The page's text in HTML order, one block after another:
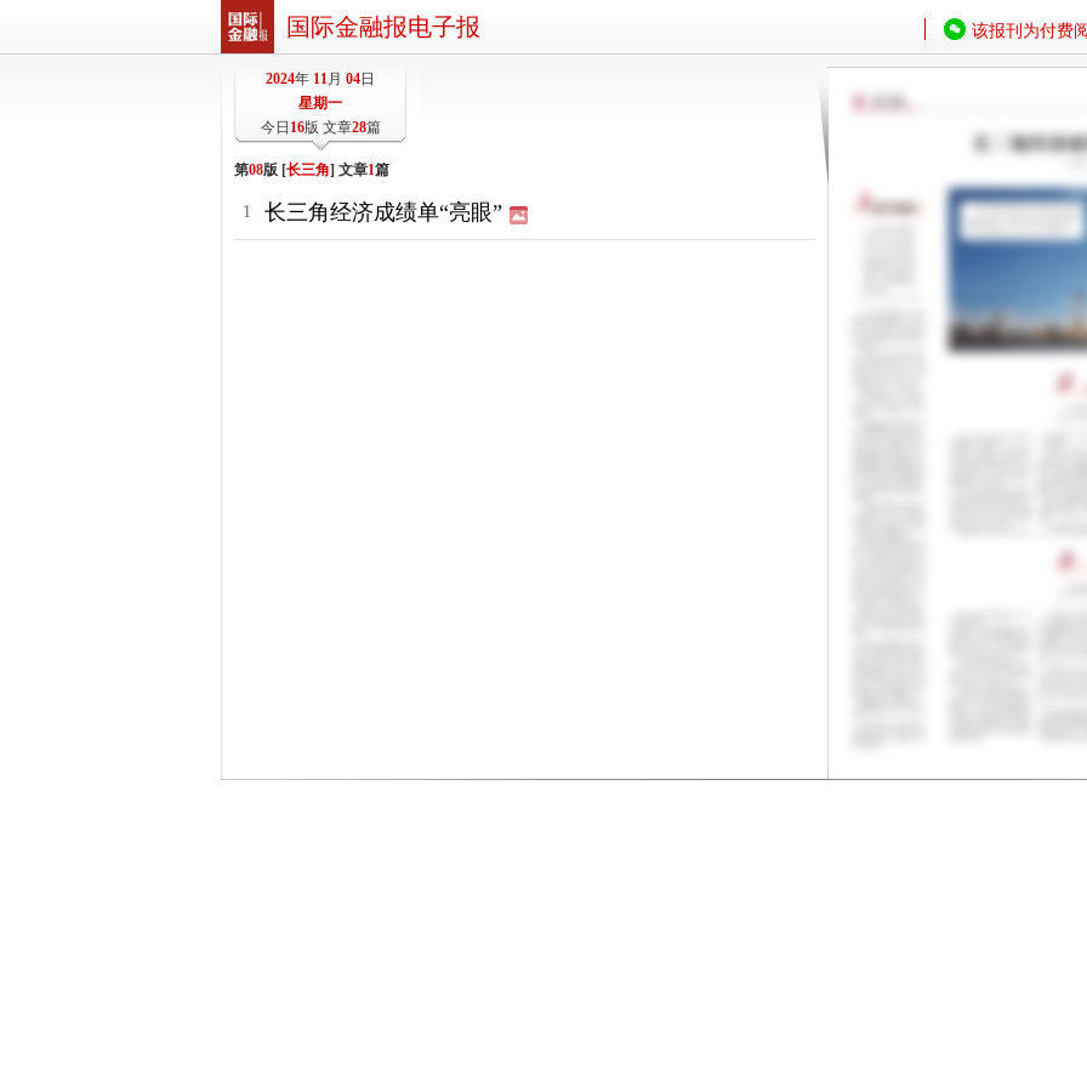
国际金融报电子报 该报刊为付费
2024年 11月 04日
星期一
今日 16版 文章28篇
第08版 [长三角] 文章1篇
1 长三角经济成绩单“亮眼”